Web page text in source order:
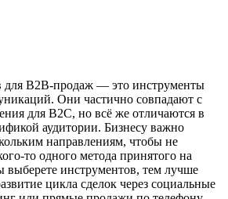
для B2B-продаж — это инструменты
Они частично совпадают с
для B2C, но всё же отличаются в
аудитории. Бизнесу важно
направлениям, чтобы не
то одного метода принятого на
инструментов, тем лучше
цикла сделок через социальные